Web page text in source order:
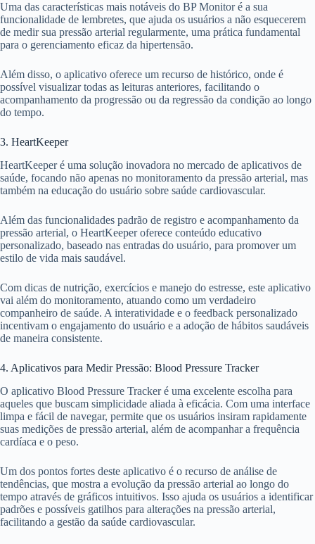
Uma das características mais notáveis do BP Monitor é a sua
funcionalidade de lembretes, que ajuda os usuários a não esquecerem
de medir sua pressão arterial regularmente, uma prática fundamental
para o gerenciamento eficaz da hipertensão.
Além disso, o aplicativo oferece um recurso de histórico, onde é
possível visualizar todas as leituras anteriores, facilitando o
acompanhamento da progressão ou da regressão da condição ao longo
do tempo.
3. HeartKeeper
HeartKeeper é uma solução inovadora no mercado de aplicativos de
saúde, focando não apenas no monitoramento da pressão arterial, mas
também na educação do usuário sobre saúde cardiovascular.
Além das funcionalidades padrão de registro e acompanhamento da
pressão arterial, o HeartKeeper oferece conteúdo educativo
personalizado, baseado nas entradas do usuário, para promover um
estilo de vida mais saudável.
Com dicas de nutrição, exercícios e manejo do estresse, este aplicativo
vai além do monitoramento, atuando como um verdadeiro
companheiro de saúde. A interatividade e o feedback personalizado
incentivam o engajamento do usuário e a adoção de hábitos saudáveis
de maneira consistente.
4. Aplicativos para Medir Pressão: Blood Pressure Tracker
O aplicativo Blood Pressure Tracker é uma excelente escolha para
aqueles que buscam simplicidade aliada à eficácia. Com uma interface
limpa e fácil de navegar, permite que os usuários insiram rapidamente
suas medições de pressão arterial, além de acompanhar a frequência
cardíaca e o peso.
Um dos pontos fortes deste aplicativo é o recurso de análise de
tendências, que mostra a evolução da pressão arterial ao longo do
tempo através de gráficos intuitivos. Isso ajuda os usuários a identificar
padrões e possíveis gatilhos para alterações na pressão arterial,
facilitando a gestão da saúde cardiovascular.